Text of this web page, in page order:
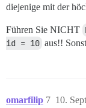
diejenige mit der
Führen Sie NICHT
id = 10 aus!!
omarfilip 10.
7